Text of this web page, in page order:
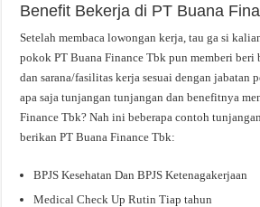
Benefit Bekerja di PT Buana
Setelah membaca lowongan kerja, tau ga si
pokok PT Buana Finance Tbk pun memberi beri
dan sarana/fasilitas kerja sesuai dengan jabatan
apa saja tunjangan tunjangan dan benefitnya
Finance Tbk? Nah ini beberapa contoh
berikan PT Buana Finance Tbk:
BPJS Kesehatan Dan BPJS Ketenagakerjaan
Medical Check Up Rutin Tiap tahun